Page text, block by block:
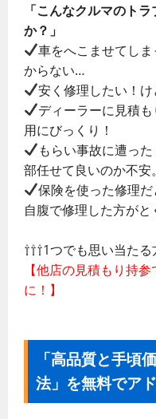
「こんなクルマのト
か？」
車をへこませてし
からない…
安く修理したい！
ディーラーに見積
用にびっくり！
もらい事故に遭っ
部任せて良いのか不安。
保険を使った修理だ
自腹で修理した方がと
⇧⇧⇧1つでも思い当たる
【他店の見積もり持
に！】
「高品質と手頃
法」を無料でア